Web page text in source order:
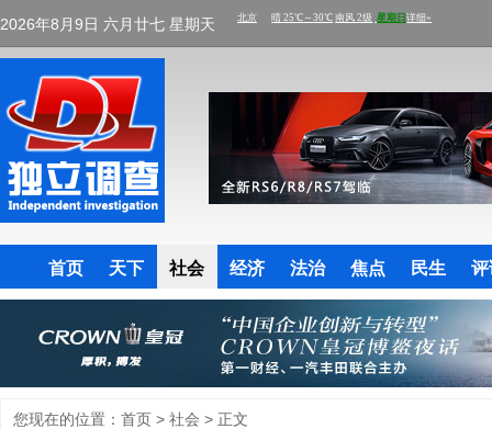
2026年8月9日 六月廿七 星期天
首页 天下 社会 经济 法治 焦点 民生
您现在的位置： 首页 > 社会 > 正文